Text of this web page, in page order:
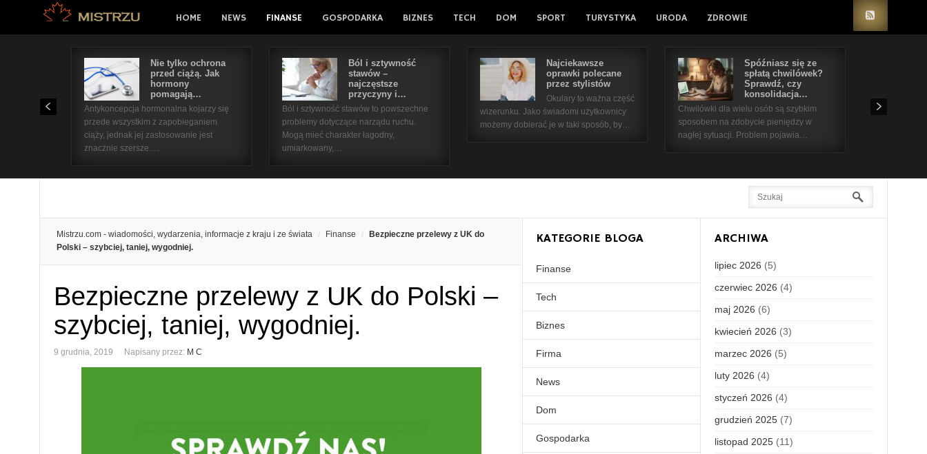
HOME NEWS FINANSE GOSPODARKA BIZNES TECH DOM SPORT TURYSTYKA URODA ZDROWIE
Nie tylko ochrona
przed ciążą. Jak
hormony
pomagają…
Antykoncepcja hormonalna kojarzy się
przede wszystkim z zapobieganiem
ciąży, jednak jej zastosowanie jest
znacznie szersze.…
Ból i sztywność
stawów –
najczęstsze
przyczyny i…
Ból i sztywność stawów to powszechne
problemy dotyczące narządu ruchu.
Mogą mieć charakter łagodny,
umiarkowany,…
Najciekawsze
oprawki polecane
przez stylistów
Okulary to ważna część
wizerunku. Jako świadomi użytkownicy
możemy dobierać je w taki sposób, by…
Spóźniasz się ze
spłatą chwilówek?
Sprawdź, czy
konsolidacja…
Chwilówki dla wielu osób są szybkim
sposobem na zdobycie pieniędzy w
nagłej sytuacji. Problem pojawia…
Mistrzu.com - wiadomości, wydarzenia, informacje z kraju i ze świata Finanse
Bezpieczne przelewy z UK do
Polski – szybciej, taniej, wygodniej.
Bezpieczne przelewy z UK do Polski –
szybciej, taniej, wygodniej.
9 grudnia, 2019 Napisany przez: M C
KATEGORIE BLOGA
Finanse
Tech
Biznes
Firma
News
Dom
Gospodarka
ARCHIWA
lipiec 2026 (5)
czerwiec 2026 (4)
maj 2026 (6)
kwiecień 2026 (3)
marzec 2026 (5)
luty 2026 (4)
styczeń 2026 (4)
grudzień 2025(7)
listopad 2025(11)